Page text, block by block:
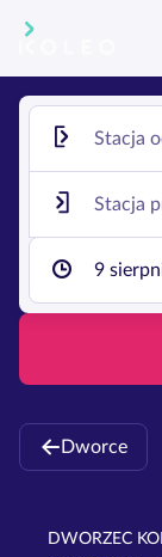
9
Dworce
DWORZEC